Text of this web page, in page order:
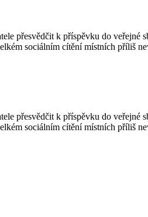
přesvědčit k příspěvku do veřejné
sociálním cítění místních příliš
přesvědčit k příspěvku do veřejné
sociálním cítění místních příliš